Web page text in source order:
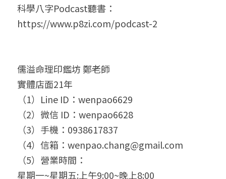
科學八字Podcast聽書：
https://www.p8zi.com/podcast-2
儒溢命理印鑑坊 鄭老師
實體店面21年
（1）Line ID：wenpao6629
（2）微信 ID：wenpao6628
（3）手機：0938617837
（4）信箱：wenpao.chang@gmail.com
（5）營業時間：
星期一~星期五:上午9:00~晚上8:00